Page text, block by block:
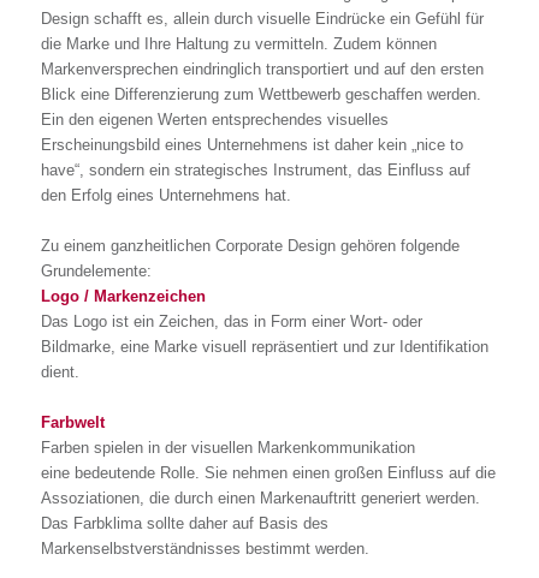
Design schafft es, allein durch visuelle Eindrücke ein Gefühl für
die Marke und Ihre Haltung zu vermitteln. Zudem können
Markenversprechen eindringlich transportiert und auf den ersten
Blick eine Differenzierung zum Wettbewerb geschaffen werden.
Ein den eigenen Werten entsprechendes visuelles
Erscheinungsbild eines Unternehmens ist daher kein „nice to
have“, sondern ein strategisches Instrument, das Einfluss auf
den Erfolg eines Unternehmens hat.
Zu einem ganzheitlichen Corporate Design gehören folgende
Grundelemente:
Logo / Markenzeichen
Das Logo ist ein Zeichen, das in Form einer Wort- oder
Bildmarke, eine Marke visuell repräsentiert und zur Identifikation
dient.
Farbwelt
Farben spielen in der visuellen Markenkommunikation
eine bedeutende Rolle. Sie nehmen einen großen Einfluss auf die
Assoziationen, die durch einen Markenauftritt generiert werden.
Das Farbklima solltedaher auf Basis des
Markenselbstverständnisses bestimmt werden.